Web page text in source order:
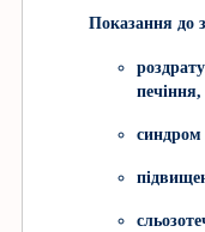
Показання до